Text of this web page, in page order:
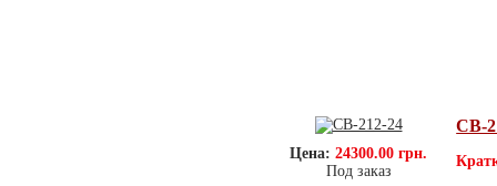
Цена: 24300.00 грн.
Под заказ
СВ-